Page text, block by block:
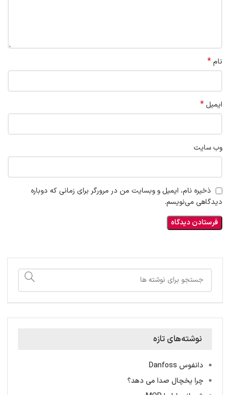
نام*
ایمیل *
وب‌ سایت
ذخیره نام، ایمیل و وبسایت من در مرورگر برای زمانی که دوباره
دیدگاهی می‌نویسم.
نوشته‌های تازه
دانفوس Danfoss
چرا یخچال صدا می دهد؟